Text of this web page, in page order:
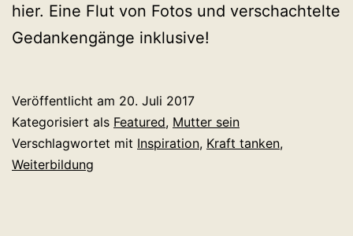
hier. Eine Flut von Fotos und verschachtelte
Gedankengänge inklusive!
Veröffentlicht am 20. Juli 2017
Kategorisiert als Featured, Mutter sein
Verschlagwortet mit Inspiration, Kraft tanken,
Weiterbildung